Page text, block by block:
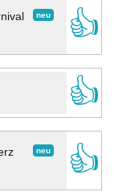
neu
👍
👍
neu 👍